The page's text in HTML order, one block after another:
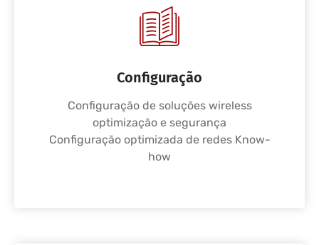
Configuração
Configuração de soluções wireless
optimização e segurança
Configuração optimizada de redes Know-
how